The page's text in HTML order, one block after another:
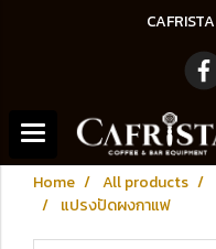
CAFRISTA
Home All products
แปรงปัดผงกาแฟ